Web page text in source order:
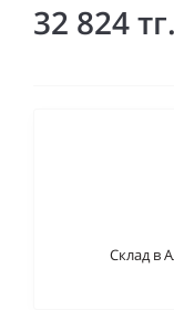
32 824 тг.
Склад в